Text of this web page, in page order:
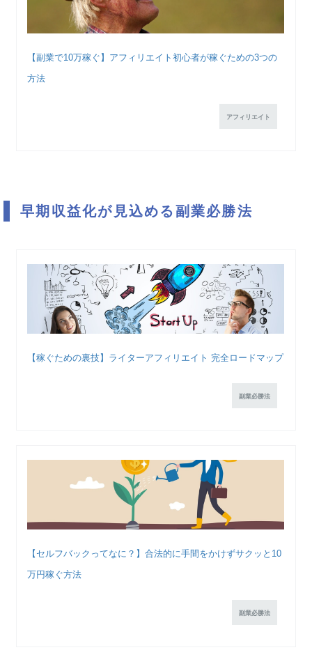
【副業で10万稼ぐ】アフィリエイト初心者が稼ぐための3つの
方法
アフィリエイト
早期収益化が見込める副業必勝法
【稼ぐための裏技】ライターアフィリエイト 完全ロードマップ
副業必勝法
【セルフバックってなに？】合法的に手間をかけずサクッと10
万円稼ぐ方法
副業必勝法